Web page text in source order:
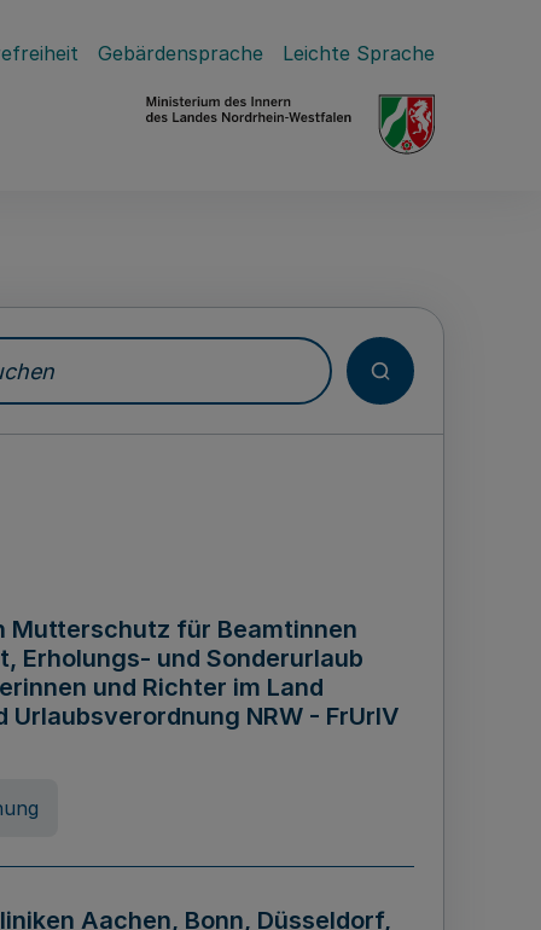
Gebärdensprache Leichte Sprache
Mutterschutz für Beamtinnen
Erholungs- und Sonderurlaub
und Richter im Land
NRW - FrUrlV
Aachen, Bonn, Düsseldorf,